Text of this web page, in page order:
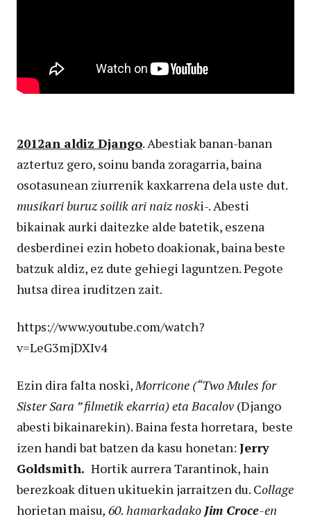
2012an aldiz Django. Abestiak banan-banan
aztertuz gero, soinu banda zoragarria, baina
osotasunean ziurrenik kaxkarrena dela uste dut.
musikari buruz soilik ari naiz noski-. Abesti
bikainak aurki daitezke alde batetik, eszena
desberdinei ezin hobeto doakionak, baina beste
batzuk aldiz, ez dute gehiegi laguntzen. Pegote
hutsa direa iruditzen zait.
https://www.youtube.com/watch?
v=LeG3mjDXIv4
Ezin dira falta noski,Morricone (“Two Mules for
Sister Sara ” filmetik ekarria) eta Bacalov (Django
abesti bikainarekin). Baina festa horretara, beste
izen handi bat batzen da kasu honetan: Jerry
Goldsmith. Hortik aurrera Tarantinok, hain
berezkoak dituen ukituekin jarraitzen du. Collage
horietan maisu, 60. hamarkadako Jim Croce-en